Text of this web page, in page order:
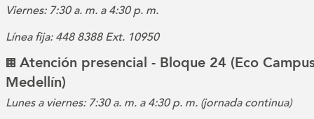
Viernes: 7:30 a. m. a 4:30 p. m.
Línea fija: 448 8388 Ext. 10950
🏢 Atención presencial - Bloque 24 (Eco
Medellín)
Lunes a viernes: 7:30 a. m. a 4:30 p. m. (jornada continua)